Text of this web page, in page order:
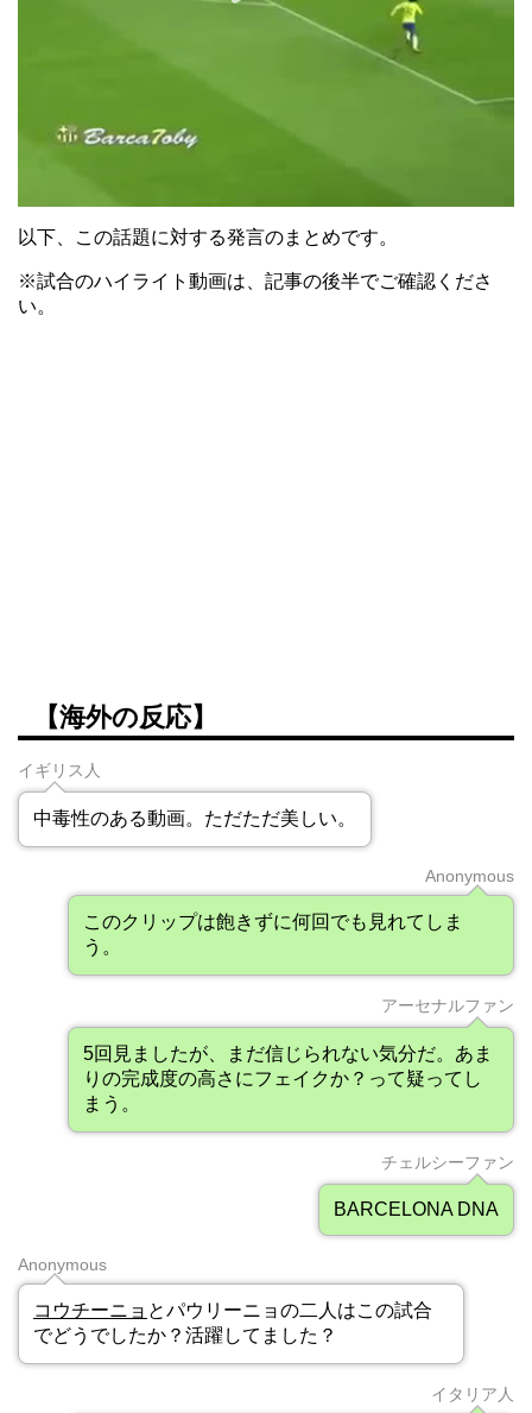
以下、この話題に対する発言のまとめです。
※試合のハイライト動画は、記事の後半でご確認くださ
い。
【海外の反応】
イギリス人
中毒性のある動画。ただただ美しい。
Anonymous
このクリップは飽きずに何回でも見れてしま
う。
アーセナルファン
5回見ましたが、まだ信じられない気分だ。あま
りの完成度の高さにフェイクか？って疑ってし
まう。
チェルシーファン
BARCELONA DNA
Anonymous
コウチーニョ とパウリーニョの二人はこの試合
でどうでしたか？活躍してました？
イタリア人